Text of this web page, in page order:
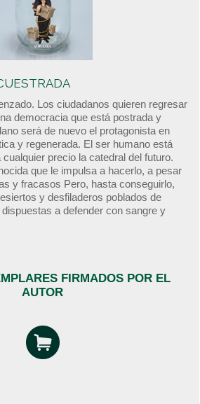
Los ciudadanos quieren regresar
democracia que está postrada y
será de nuevo el protagonista en
y regenerada. El ser humano está
precio la catedral del futuro.
que le impulsa a hacerlo, a pesar
y fracasos Pero, hasta conseguirlo,
y desfiladeros poblados de
a defender con sangre y
FIRMADOS POR EL
AUTOR